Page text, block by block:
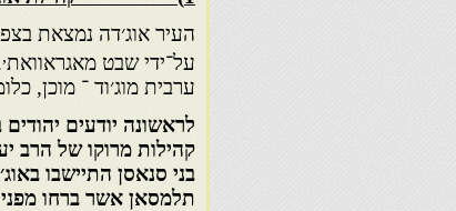
העיר אוג׳דה נמצאת
על־ידי שבט מאגראוואת,
ערבית מוג׳וד ־ מוכן,
לראשונה יודעים
קהילות מרוקו של הרב
בני סנאסן התיישבו
תלמסאן אשר ברחו מפני